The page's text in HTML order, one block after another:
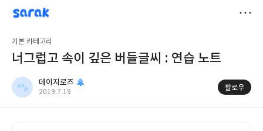
sarak
데이지로즈
기본 카테고리
너그럽고 속이 깊은 버들글씨 : 연습 노트
데이지로즈
작
2019.7.19
팔로우